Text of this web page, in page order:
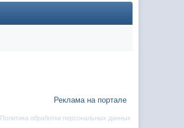
Реклама на портале
Политика обработки персональных данных